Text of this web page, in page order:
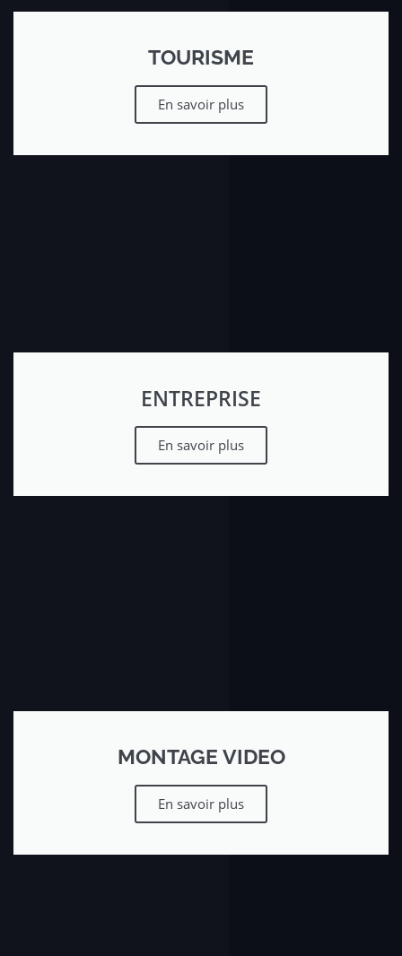
TOURISME
En savoir plus​
ENTREPRISE
En savoir plus​
MONTAGE VIDEO
En savoir plus